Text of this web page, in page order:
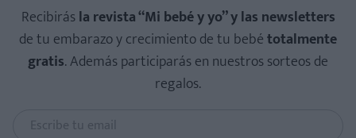
Recibirásla revista “Mi bebé y yo” y las newsletters
de tu embarazo y crecimiento de tu bebétotalmente
gratis. Además participarás en nuestros sorteos de
regalos.